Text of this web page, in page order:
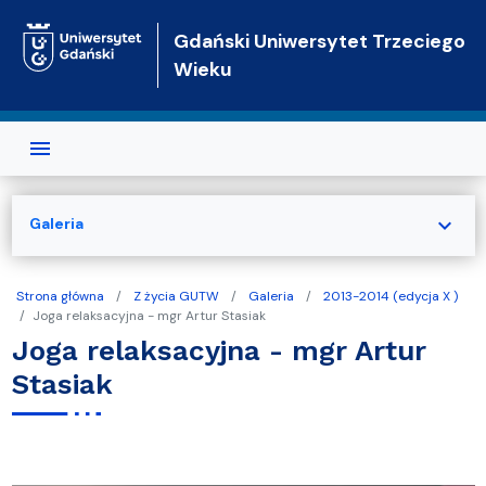
Gdański Uniwersytet Trzeciego
Wieku
Strona główna Z życia GUTW Galeria
2013-2014 (edycja X )
Joga relaksacyjna - mgr Artur Stasiak
Joga relaksacyjna - mgr Artur
Stasiak
Galeria expand_more